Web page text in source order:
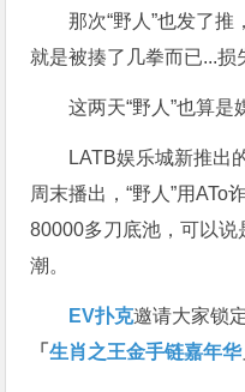
那次“野人”也发了推
就是被揍了几拳而已...损
这两天“野人”也算是
LATB娱乐城新推出
周末播出，“野人”用ATo
80000多刀底池，可以
潮。
EV扑克邀请大家锁
「生肖之王金手链嘉年华